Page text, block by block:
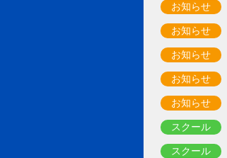
お知らせ
お知らせ
お知らせ
お知らせ
お知らせ
スクール
スクール